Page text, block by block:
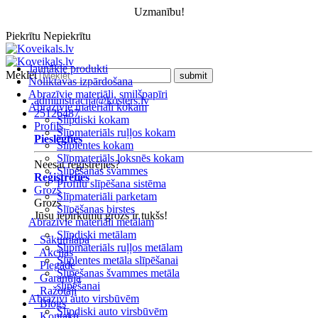
Uzmanību!
Piekrītu Nepiekrītu
Jaunākie produkti
Noliktavas izpārdošana
Abrazīvie materiāli, smilšpapīri
Abrazīvie materiāli kokam
Slīpdiski kokam
Slīpmateriāls ruļļos kokam
Slīplentes kokam
Slīpmateriāls loksnēs kokam
Slīpēšanas švammes
Profilu slīpēšana sistēma
Slīpmateriāli parketam
Slīpēšanas birstes
Abrazīvie materiāli metālam
Slīpdiski metālam
Slīpmateriāls ruļļos metālam
Slīplentes metāla slīpēšanai
Slīpēšanas švammes metāla
slīpēšanai
Abrazīvi auto virsbūvēm
Slīpdiski auto virsbūvēm
Meklēt
administracija@kosters.lv
25126487
Profils
Pieslēgties
Neesat reģistrējies?
Reģistrēties
Grozs
Grozs
Jūsu iepirkumu grozs ir tukšs!
Sākumlapa
Akcijas
Piegāde
Garantija
Ražotāji
Blogs